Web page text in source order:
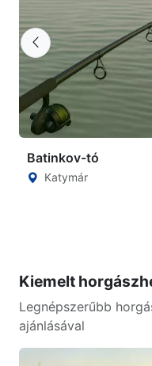
Batinkov-tó
Katymár
Kiemelt
Legnépszerűbb
ajánlásával